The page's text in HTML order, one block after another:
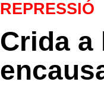
REPRESSIÓ
Crida a